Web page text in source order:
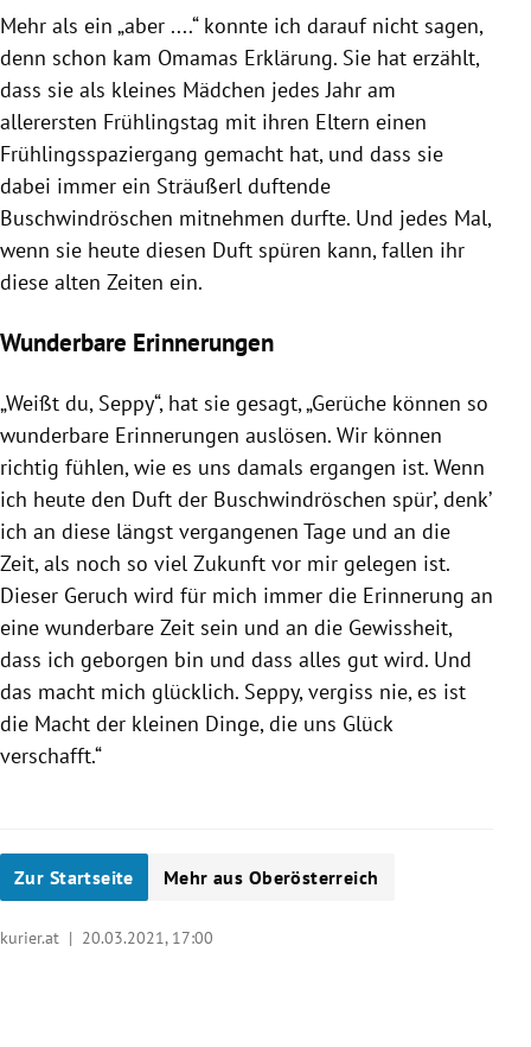
Mehr als ein „aber ....“ konnte ich darauf nicht sagen,
denn schon kam Omamas Erklärung. Sie hat erzählt,
dass sie als kleines Mädchen jedes Jahr am
allerersten Frühlingstag mit ihren Eltern einen
Frühlingsspaziergang gemacht hat, und dass sie
dabei immer ein Sträußerl duftende
Buschwindröschen mitnehmen durfte. Und jedes Mal,
wenn sie heute diesen Duft spüren kann, fallen ihr
diese alten Zeiten ein.
Wunderbare Erinnerungen
„Weißt du, Seppy“, hat sie gesagt, „Gerüche können so
wunderbare Erinnerungen auslösen. Wir können
richtig fühlen, wie es uns damals ergangen ist. Wenn
ich heute den Duft der Buschwindröschen spür’, denk’
ich an diese längst vergangenen Tage und an die
Zeit, als noch so viel Zukunft vor mir gelegen ist.
Dieser Geruch wird für mich immer die Erinnerung an
eine wunderbare Zeit sein und an die Gewissheit,
dass ich geborgen bin und dass alles gut wird. Und
das macht mich glücklich. Seppy, vergiss nie, es ist
die Macht der kleinen Dinge, die uns Glück
verschafft.“
Zur Startseite Mehr aus Oberösterreich
kurier.at | 20.03.2021, 17:00